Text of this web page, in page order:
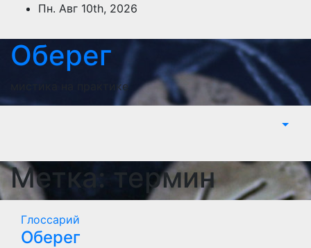
Перейти
содержимому
Пн. Авг 10th, 2026
Оберег
мистика на практике
Метка: термин
Глоссарий
Оберег